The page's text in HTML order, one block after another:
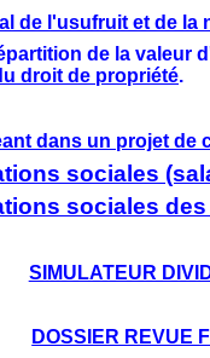
de l'usufruit et de la
de la valeur
droit de propriété.
dans un projet de
sociales
sociales
SIMULATEUR
DOSSIER REVUE